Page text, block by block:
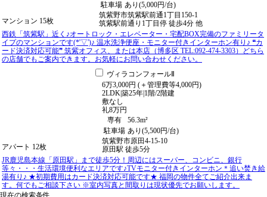
マンション 15枚
駐車場 あり(5,000円/台)
筑紫野市筑紫駅前通1丁目150-1
筑紫駅前通り1丁目停 徒歩4分 他
西鉄「筑紫駅」近く♪オートロック・エレベーター・宅配BOX完備のファミリータ
イプのマンションです(*'▽')♪ 温水洗浄便座・モニター付きインターホン有り♪ ❝カ
ード決済対応可能❞ 筑紫オフィス、または本店（博多区 TEL:092-474-3303）どちら
の店舗でもご案内できます。お気軽にお問い合わせください。
ヴィラコンフォールⅡ
アパート 12枚
6万3,000円 (＋管理費等4,000円)
2LDK築25年 1階/2階建
敷なし
礼8万円
専有
56.3m²
駐車場 あり(5,500円/台)
筑紫野市原田4-15-10
原田駅 徒歩5分
JR鹿児島本線「原田駅」まで徒歩5分！周辺にはスーパー、コンビニ、銀行
等々・・・生活環境便利なエリアです♪TVモニター付きインターホン＊追い焚き給
湯有り♪ ★初期費用はカード決済対応可能です★ 福岡の物件全てご紹介出来ま
す。何でもご相談下さい ※室内写真と間取りは現状優先でお願いします。
現在の検索条件